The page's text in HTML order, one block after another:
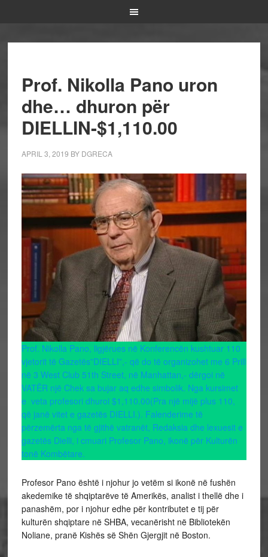
Prof. Nikolla Pano uron
dhe… dhuron për
DIELLIN-$1,110.00
APRIL 3, 2019 BY DGRECA
Prof. Nikolla Pano, ligjërues në Konferencën kushtuar 110
vjetorit të Gazetës”DIELLI”,- që do të organizohet me 6 Prill
në 3 West Club 51th Street, në Manhattan,- dërgoi në
VATËR një Chek sa bujar aq edhe simbolik. Nga kursimet
e veta profesori dhuroi $1,110.00(Pra një mijë plus 110,
që janë vitet e gazetës DIELLI.). Falenderime të
përzemërta nga të gjithë vatranët, Redaksia dhe lexuesit e
gazetës Dielli, i cmuari Profesor Pano, ikonë për Kulturën
tonë Kombëtare.
Profesor Pano është i njohur jo vetëm si ikonë në fushën
akedemike të shqiptarëve të Amerikës, analist i thellë dhe i
panashëm, por i njohur edhe për kontributet e tij për
kulturën shqiptare në SHBA, vecanërisht në Bibliotekën
Noliane, pranë Kishës së Shën Gjergjit në Boston.